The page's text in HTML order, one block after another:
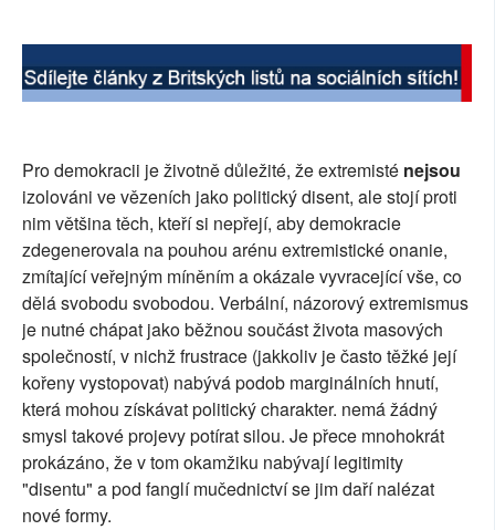
Pro demokracii je životně důležité, že extremisté nejsou
izolováni ve vězeních jako politický disent, ale stojí proti
nim většina těch, kteří si nepřejí, aby demokracie
zdegenerovala na pouhou arénu extremistické onanie,
zmítající veřejným míněním a okázale vyvracející vše, co
dělá svobodu svobodou. Verbální, názorový extremismus
je nutné chápat jako běžnou součást života masových
společností, v nichž frustrace (jakkoliv je často těžké její
kořeny vystopovat) nabývá podob marginálních hnutí,
která mohou získávat politický charakter. nemá žádný
smysl takové projevy potírat silou. Je přece mnohokrát
prokázáno, že v tom okamžiku nabývají legitimity
"disentu" a pod fanglí mučednictví se jim daří nalézat
nové formy.